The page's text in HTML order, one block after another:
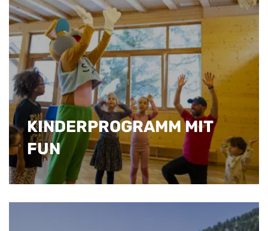
KINDERPROGRAMM MIT
FUN